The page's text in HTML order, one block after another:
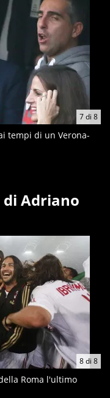
7di 8
tempi di un Verona-
di Adriano
8di 8
Roma l'ultimo